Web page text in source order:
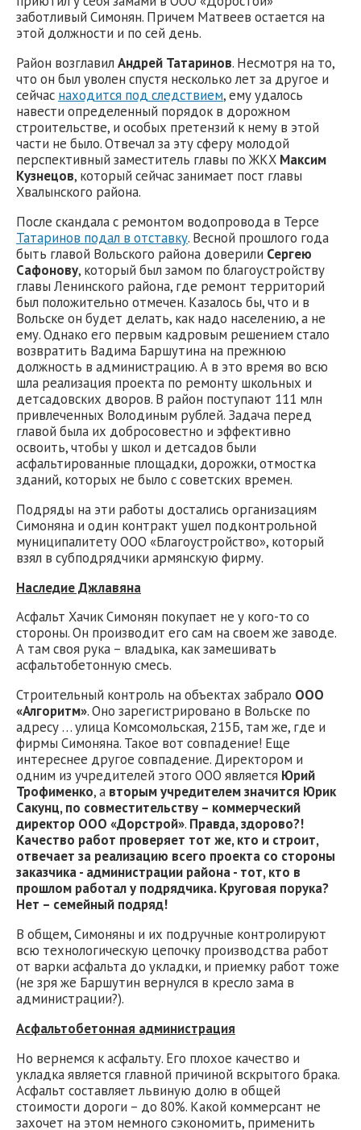
заботливый Симонян. Причем Матвеев остается на
этой должности и по сей день.
Район возглавил Андрей Татаринов. Несмотря на то,
что он был уволен спустя несколько лет за другое и
сейчас находится под следствием, ему удалось
навести определенный порядок в дорожном
строительстве, и особых претензий к нему в этой
части не было. Отвечал за эту сферу молодой
перспективный заместитель главы по ЖКХ Максим
Кузнецов, который сейчас занимает пост главы
Хвалынского района.
После скандала с ремонтом водопровода в Терсе
Татаринов подал в отставку. Весной прошлого года
быть главой Вольского района доверили Сергею
Сафонову, который был замом по благоустройству
главы Ленинского района, где ремонт территорий
был положительно отмечен. Казалось бы, что и в
Вольске он будет делать, как надо населению, а не
ему. Однако его первым кадровым решением стало
возвратить Вадима Баршутина на прежнюю
должность в администрацию. А в это время во всю
шла реализация проекта по ремонту школьных и
детсадовских дворов. В район поступают 111 млн
привлеченных Володиным рублей. Задача перед
главой была их добросовестно и эффективно
освоить, чтобы у школ и детсадов были
асфальтированные площадки, дорожки, отмостка
зданий, которых не было с советских времен.
Подряды на эти работы достались организациям
Симоняна и один контракт ушел подконтрольной
муниципалитету ООО «Благоустройство», который
взял в субподрядчики армянскую фирму.
Наследие Джлавяна
Асфальт Хачик Симонян покупает не у кого-то со
стороны. Он производит его сам на своем же заводе.
А там своя рука – владыка, как замешивать
асфальтобетонную смесь.
Строительный контроль на объектах забрало ООО
«Алгоритм». Оно зарегистрировано в Вольске по
адресу … улица Комсомольская, 215Б, там же, где и
фирмы Симоняна. Такое вот совпадение! Еще
интереснее другое совпадение. Директором и
одним из учредителей этого ООО является Юрий
Трофименко, а вторым учредителем значится Юрик
Сакунц, по совместительству – коммерческий
директор ООО «Дорстрой». Правда, здорово?!
Качество работ проверяет тот же, кто и строит,
отвечает за реализацию всего проекта со стороны
заказчика - администрации района - тот, кто в
прошлом работал у подрядчика.Круговая порука?
Нет – семейный подряд!
В общем, Симоняны и их подручные контролируют
всю технологическую цепочку производства работ
от варки асфальта до укладки, и приемку работ тоже
(не зря же Баршутин вернулся в кресло зама в
администрации?).
Асфальтобетонная администрация
Но вернемся к асфальту. Его плохое качество и
укладка является главной причиной вскрытого брака.
Асфальт составляет львиную долю в общей
стоимости дороги – до 80%. Какой коммерсант не
захочет на этом немного сэкономить, применить